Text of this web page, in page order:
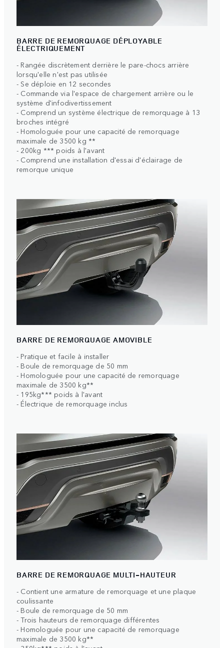
BARRE DE REMORQUAGE DÉPLOYABLE
ÉLECTRIQUEMENT
- Rangée discrètement derrière le pare-chocs arrière
lorsqu'elle n'est pas utilisée
- Se déploie en 12 secondes
- Commande via l'espace de chargement arrière ou le
système d'infodivertissement
- Comprend un système électrique de remorquage à 13
broches intégré
- Homologuée pour une capacité de remorquage
maximale de 3500 kg **
- 200kg *** poids à l'avant
- Comprend une installation d'essai d'éclairage de
remorque unique
BARRE DE REMORQUAGE AMOVIBLE
- Pratique et facile à installer
- Boule de remorquage de 50 mm
- Homologuée pour une capacité de remorquage
maximale de 3500 kg**
- 195kg*** poids à l'avant
- Électrique de remorquage inclus
BARRE DE REMORQUAGE MULTI-HAUTEUR
- Contient une armature de remorquage et une plaque
coulissante
- Boule de remorquage de 50 mm
- Trois hauteurs de remorquage différentes
- Homologuée pour une capacité de remorquage
maximale de 3500 kg**